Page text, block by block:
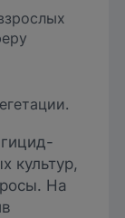
культур,
На